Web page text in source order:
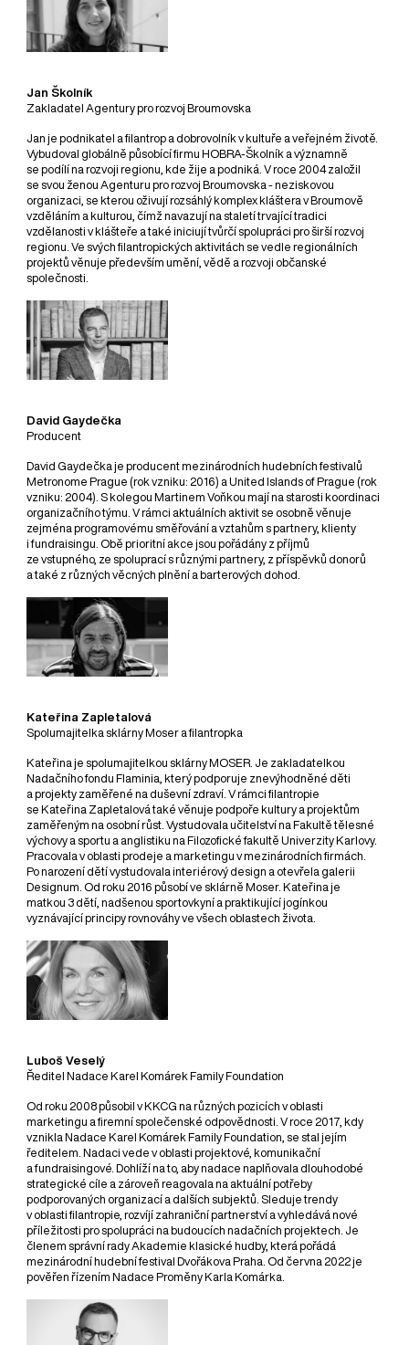
Jan Školník
Zakladatel Agentury pro rozvoj Broumovska
Jan je podnikatel a filantrop a dobrovolník v kultuře a veřejném životě.
Vybudoval globálně působící firmu HOBRA-Školník a významně
se podílí na rozvoji regionu, kde žije a podniká. V roce 2004 založil
se svou ženou Agenturu pro rozvoj Broumovska - neziskovou
organizaci, se kterou oživují rozsáhlý komplex kláštera v Broumově
vzděláním a kulturou, čímž navazují na staletí trvající tradici
vzdělanosti v klášteře a také iniciují tvůrčí spolupráci pro širší rozvoj
regionu. Ve svých filantropických aktivitách se vedle regionálních
projektů věnuje především umění, vědě a rozvoji občanské
společnosti.
David Gaydečka
Producent
David Gaydečka je producent mezinárodních hudebních festivalů
Metronome Prague (rok vzniku: 2016) a United Islands of Prague (rok
vzniku: 2004). S kolegou Martinem Voňkou mají na starosti koordinaci
organizačního týmu. V rámci aktuálních aktivit se osobně věnuje
zejména programovému směřování a vztahům s partnery, klienty
i fundraisingu. Obě prioritní akce jsou pořádány z příjmů
ze vstupného, ze spoluprací s různými partnery, z příspěvků donorů
a také z různých věcných plnění a barterových dohod.
Kateřina Zapletalová
Spolumajitelka sklárny Moser a filantropka
Kateřina je spolumajitelkou sklárny MOSER. Je zakladatelkou
Nadačního fondu Flaminia, který podporuje znevýhodněné děti
a projekty zaměřené na duševní zdraví. V rámci filantropie
se Kateřina Zapletalová také věnuje podpoře kultury a projektům
zaměřeným na osobní růst. Vystudovala učitelství na Fakultě tělesné
výchovy a sportu a anglistiku na Filozofické fakultě Univerzity Karlovy.
Pracovala v oblasti prodeje a marketingu v mezinárodních firmách.
Po narození dětí vystudovala interiérový design a otevřela galerii
Designum. Od roku 2016 působí ve sklárně Moser. Kateřina je
matkou 3 dětí, nadšenou sportovkyní a praktikující jogínkou
vyznávající principy rovnováhy ve všech oblastech života.
Luboš Veselý
Ředitel Nadace Karel Komárek Family Foundation
Od roku 2008 působil v KKCG na různých pozicích v oblasti
marketingu a firemní společenské odpovědnosti. V roce 2017, kdy
vznikla Nadace Karel Komárek Family Foundation, se stal jejím
ředitelem. Nadaci vede v oblasti projektové, komunikační
a fundraisingové. Dohlíží na to, aby nadace naplňovala dlouhodobé
strategické cíle a zároveň reagovala na aktuální potřeby
podporovaných organizací a dalších subjektů. Sleduje trendy
v oblasti filantropie, rozvíjí zahraniční partnerství a vyhledává nové
příležitosti pro spolupráci na budoucích nadačních projektech. Je
členem správní rady Akademie klasické hudby, která pořádá
mezinárodní hudební festival Dvořákova Praha. Od června 2022 je
pověřen řízením Nadace Proměny Karla Komárka.